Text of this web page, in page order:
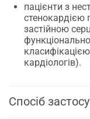
пацієнти з
стенокардією
застійною
кардіологів).
Спосіб